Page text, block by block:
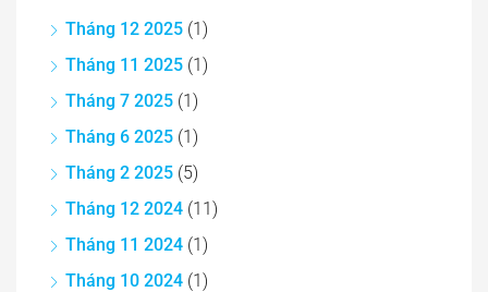
Tháng 12 2025 (1)
Tháng 11 2025 (1)
Tháng 7 2025 (1)
Tháng 6 2025 (1)
Tháng 2 2025 (5)
Tháng 12 2024 (11)
Tháng 11 2024 (1)
Tháng 10 2024 (1)